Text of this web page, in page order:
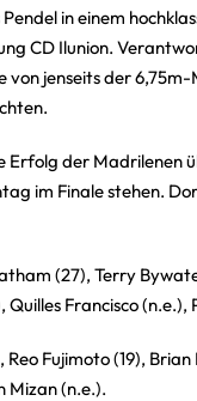
in einem
CD Ilunion.
jenseits der 6,75m-
der Madrilenen
im Finale stehen.
(27), Terry
Francisco (n.e.),
Fujimoto (19),
Mizan (n.e.).